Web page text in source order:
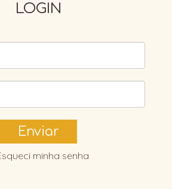
LOGIN
Enviar
minha senha